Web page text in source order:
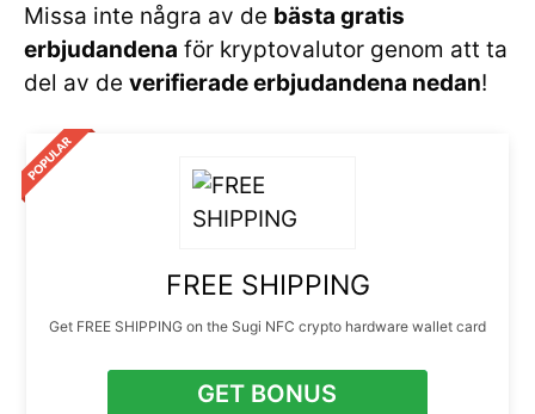
Missa inte några av de bästa gratis
erbjudandena för kryptovalutor genom att ta
del av de verifierade erbjudandena nedan!
FREE SHIPPING
Get FREE SHIPPING on the Sugi NFC crypto hardware wallet card
GET BONUS